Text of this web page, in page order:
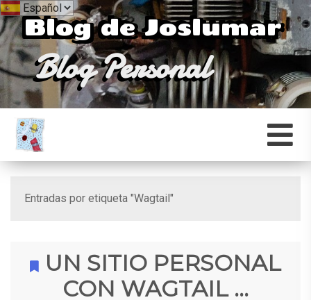
Blog de Joslumar
Blog Personal
Entradas por etiqueta "Wagtail"
UN SITIO PERSONAL
CON WAGTAIL ...